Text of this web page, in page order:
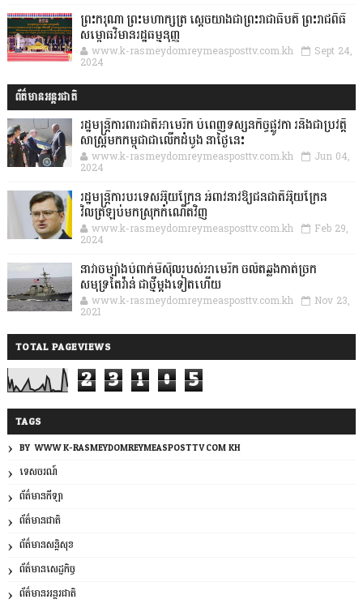
ព្រះករុណា ព្រះមហាក្សត្រ ស្តេចយាងជាព្រះរាជាធិបតី ព្រះរាជពិធី
សម្ពោធវិមានរដ្ឋធម្មនុញ្ញ
www.k-rasmeydomreymeasposttv.com.kh Sept 24,
2024
ព័ត៌មានអន្តរជាតិ
រដ្ឋមន្រ្តីការពារជាតិអាមេរិក បំពេញទស្សនកិច្ចផ្លូវកា រនិងជាប្រវត្តិ
សាស្រ្តមកកម្ពុជាជាលើកដំបូង នាថ្ងៃនេះ
www.k-rasmeydomreymeasposttv.com.kh Jun 04,
2024
រដ្ឋមន្ត្រីការបរទេសអ៊ុយក្រែន អំពាវនាវឱ្យជនជាតិអ៊ុយក្រែន
វិលត្រឡប់មកស្រុកកំណើតវិញ
www.k-rasmeydomreymeasposttv.com.kh Feb 29,
2024
នាវាចម្បាំងបំពាក់មីស៊ីលរបស់អាមេរិក ចល័តឆ្លងកាត់ច្រក
សមុទ្រតៃវ៉ាន់ ជាថ្មីម្តងទៀតហើយ
www.k-rasmeydomreymeasposttv.com.kh Nov 23,
2021
TOTAL PAGEVIEWS
2 3 1 0 5
TAGS
BY: WWW.K-RASMEYDOMREYMEASPOSTTV.COM.KH
ទេសចរណ៍
ព័ត៌មានកីឡា
ព័ត៌មានជាតិ
ព័ត៌មានសន្តិសុខ
ព័ត៌មានសេដ្ឋកិច្ច
ព័ត៌មានអន្តរជាតិ